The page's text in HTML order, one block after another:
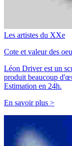
Les artistes du XXe
Cote et valeur des
Léon Driver est un
produit beaucoup
Estimation en 24h.
En savoir plus >